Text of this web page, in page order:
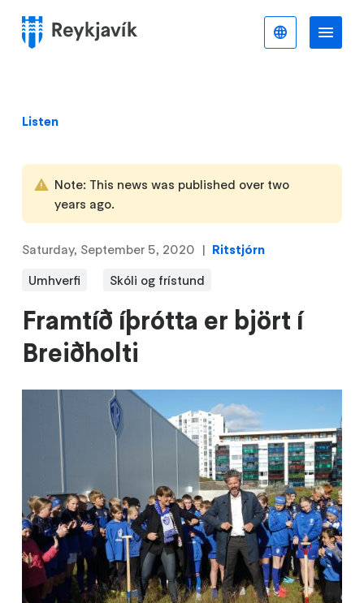
main
Menu
Listen
Note: This news was published over two
years ago.
Framtíð íþrótta er björt í
Breiðholti
Saturday, September 5, 2020
Ritstjórn
Umhverfi
Skóli og frístund
English